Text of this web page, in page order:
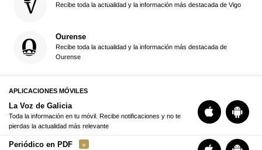
Recibe toda la actualidad y la información más destacada de Vigo
Ourense
Recibe toda la actualidad y la información más destacada de
Ourense
APLICACIONES MÓVILES
La Voz de Galicia
Toda la información en tu móvil. Recibe notificaciones y no te
pierdas la actualidad más relevante
Periódico en PDF